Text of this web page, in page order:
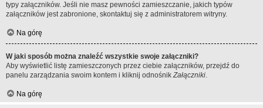
typy załączników. Jeśli nie masz pewności zamieszczanie, jakich typów
załączników jest zabronione, skontaktuj się z administratorem witryny.
Na górę
W jaki sposób można znaleźć wszystkie swoje załączniki?
Aby wyświetlić listę zamieszczonych przez ciebie załączników, przejdź do
panelu zarządzania swoim kontem i kliknij odnośnikZałączniki.
Na górę